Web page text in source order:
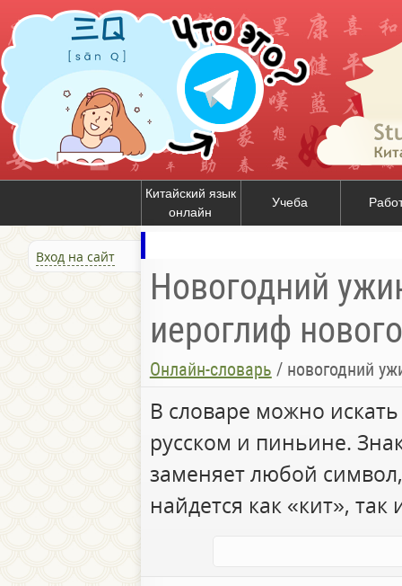
Китайский язык
онлайн
Учеба
Вход на сайт
Новогодний
иероглиф
Онлайн-словарь / новогодний
В словаре можно
русском и пиньине.
заменяет любой
найдется как «кит», так